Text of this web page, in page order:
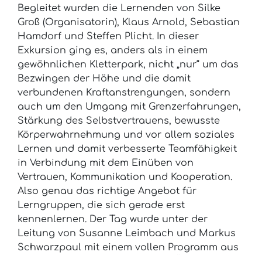
Begleitet wurden die Lernenden von Silke
Groß (Organisatorin), Klaus Arnold, Sebastian
Hamdorf und Steffen Plicht. In dieser
Exkursion ging es, anders als in einem
gewöhnlichen Kletterpark, nicht „nur“ um das
Bezwingen der Höhe und die damit
verbundenen Kraftanstrengungen, sondern
auch um den Umgang mit Grenzerfahrungen,
Stärkung des Selbstvertrauens, bewusste
Körperwahrnehmung und vor allem soziales
Lernen und damit verbesserte Teamfähigkeit
in Verbindung mit dem Einüben von
Vertrauen, Kommunikation und Kooperation.
Also genau das richtige Angebot für
Lerngruppen, die sich gerade erst
kennenlernen. Der Tag wurde unter der
Leitung von Susanne Leimbach und Markus
Schwarzpaul mit einem vollen Programm aus